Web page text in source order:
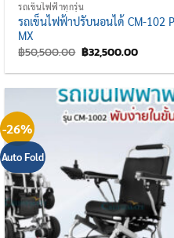
รถเข็นไฟฟ้าทุกรุ่น
รถเข็นไฟฟ้าปรับนอนได้ CM-102
MX
฿50,500.00 Original
price
was:
฿50,500.00.
฿32,500.00Current
price
is:
฿
-26%
Auto Fold